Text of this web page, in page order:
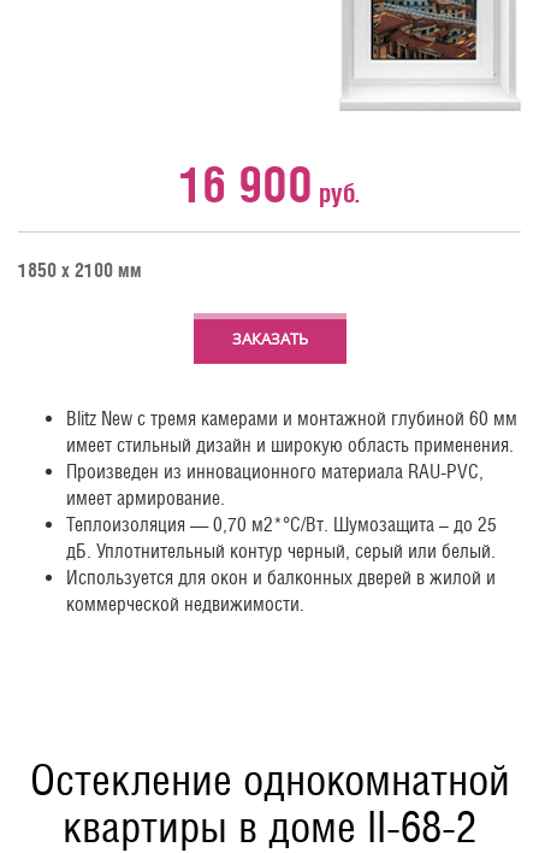
16 900 руб.
1850 х 2100 мм
ЗАКАЗАТЬ
Blitz New с тремя камерами и монтажной глубиной 60 мм
имеет стильный дизайн и широкую область применения.
Произведен из инновационного материала RAU-PVC,
имеет армирование.
Теплоизоляция — 0,70 м2*°С/Вт. Шумозащита – до 25
дБ. Уплотнительный контур черный, серый или белый.
Используется для окон и балконных дверей в жилой и
коммерческой недвижимости.
Остекление однокомнатной
квартиры в доме II-68-2